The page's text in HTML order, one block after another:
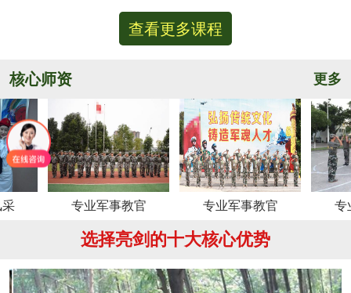
查看更多课程
核心师资 更多
专业军事教官 专业军事教官 专业军事
选择亮剑的十大核心优势